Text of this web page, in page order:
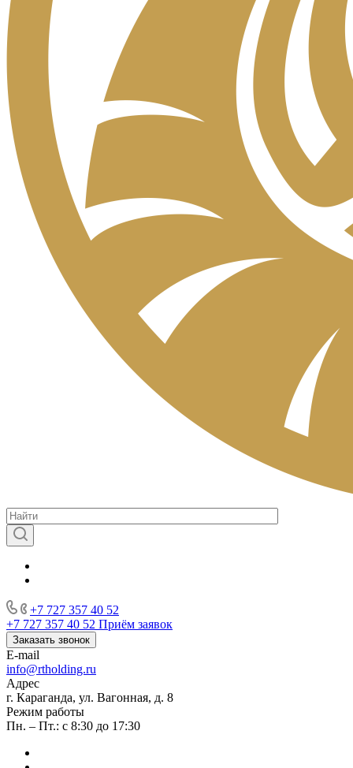
+7 727 357 40 52
+7 727 357 40 52 Приём заявок
Заказать звонок
E-mail
info@rtholding.ru
Адрес
г. Караганда, ул. Вагонная, д. 8
Режим работы
Пн. – Пт.: с 8:30 до 17:30